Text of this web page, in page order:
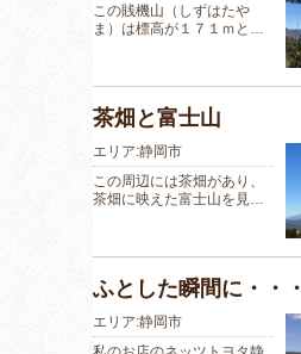
この賎機山（しずはたや
ま）は標高が１７１ｍと…
茶畑と富士山
エリア:静岡市
この周辺には茶畑があり、
茶畑に映えた富士山を見…
ふとした瞬間に・・・
エリア:静岡市